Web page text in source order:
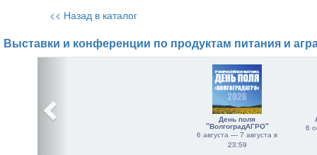
<< Назад в каталог
Выставки и конференции по продуктам питания и
День поля
"ВолгоградАГРО"
6 августа — 7 августа в
23:59
6